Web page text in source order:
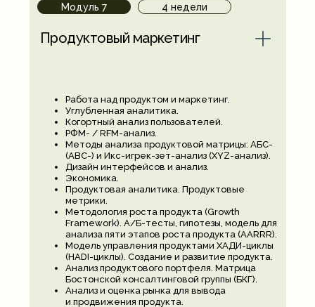
Модуль 7
Продуктовый маркетинг
4 недели
Работа над продуктом и маркетинг.
Углубленная аналитика.
Когортный анализ пользователей.
РФМ- / RFM-анализ.
Методы анализа продуктовой матрицы: АБС-
(ABC-) и Икс-игрек-зет-анализ (XYZ-анализ).
Дизайн интерфейсов и анализ.
Экономика.
Продуктовая аналитика. Продуктовые
метрики.
Методология роста продукта (Growth
Framework). А/Б-тесты, гипотезы, модель для
анализа пяти этапов роста продукта (AARRR).
Модель управления продуктами ХАДИ-циклы
(HADI-циклы). Создание и развитие продукта.
Анализ продуктового портфеля. Матрица
Бостонской консалтинговой группы (БКГ).
Анализ и оценка рынка для вывода
и продвижения продукта.